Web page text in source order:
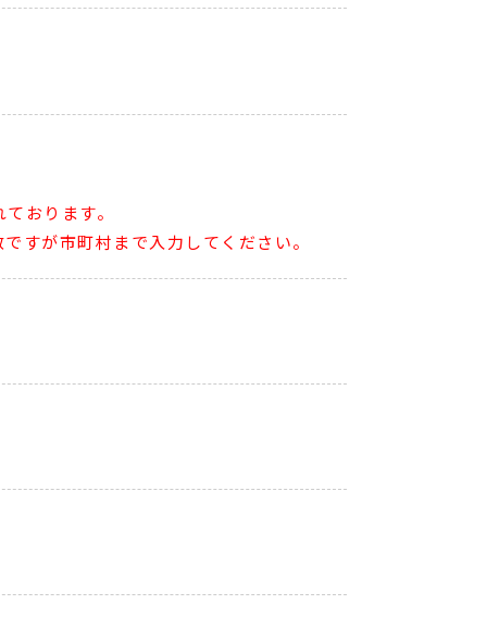
おります。
すが市町村まで入力してください。